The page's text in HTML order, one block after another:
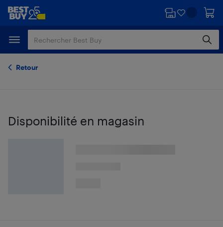
Passer
principal
Passer
Retour
Disponibilité en magasin